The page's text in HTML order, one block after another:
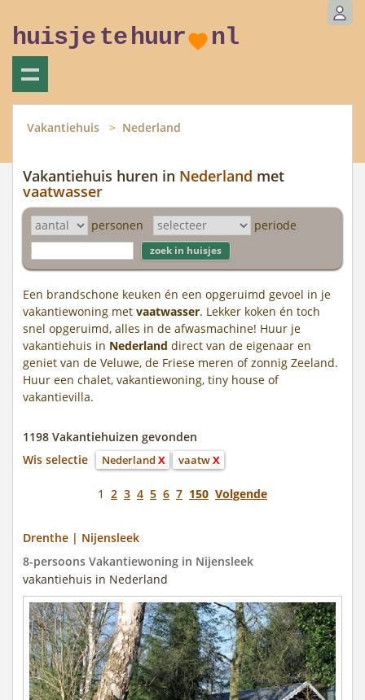
huisje tehuur nl
Vakantiehuis Nederland
Vakantiehuis huren in Nederland met
vaatwasser
personen periode
Een brandschone keuken én een opgeruimd gevoel in je
vakantiewoning met vaatwasser. Lekker koken én toch
snel opgeruimd, alles in de afwasmachine! Huur je
vakantiehuis in Nederland direct van de eigenaar en
geniet van de Veluwe, de Friese meren of zonnig Zeeland.
Huur een chalet, vakantiewoning, tiny house of
vakantievilla.
1198 Vakantiehuizen gevonden
Wis selectie
Nederland X vaatwX
1 2 3 4 5 6 7 150 Volgende
Drenthe | Nijensleek
8-persoons Vakantiewoning in Nijensleek
vakantiehuis in Nederland